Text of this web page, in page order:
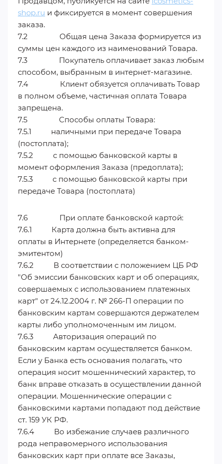
shop.ru и фиксируется в момент совершения
заказа.
7.2 Общая цена Заказа формируется из
суммы цен каждого из наименований Товара.
7.3 Покупатель оплачивает заказ любым
способом, выбранным в интернет-магазине.
7.4 Клиент обязуется оплачивать Товар
в полном объеме, частичная оплата Товара
запрещена.
7.5 Способы оплаты Товара:
7.5.1 наличными при передаче Товара
(постоплата);
7.5.2 с помощью банковской карты в
момент оформления Заказа (предоплата);
7.5.3 с помощью банковской карты при
передаче Товара (постоплата)
7.6 При оплате банковской картой:
7.6.1 Карта должна быть активна для
оплаты в Интернете (определяется банком-
эмитентом)
7.6.2 В соответствии с положением ЦБ РФ
"Об эмиссии банковских карт и об операциях,
совершаемых с использованием платежных
карт" от 24.12.2004 г. № 266-П операции по
банковским картам совершаются держателем
карты либо уполномоченным им лицом.
7.6.3 Авторизация операций по
банковским картам осуществляется банком.
Если у Банка есть основания полагать, что
операция носит мошеннический характер, то
банк вправе отказать в осуществлении данной
операции. Мошеннические операции с
банковскими картами попадают под действие
ст. 159 УК РФ.
7.6.4 Во избежание случаев различного
рода неправомерного использования
банковских карт при оплате все Заказы,